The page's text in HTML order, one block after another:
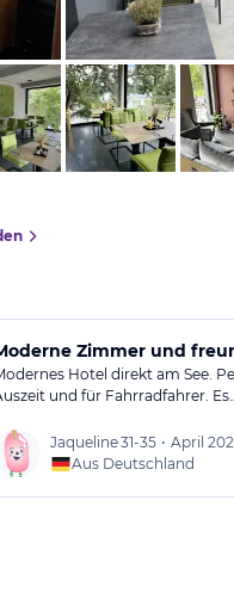
von Expedia
Zimmer und
Hotel direkt am See.
und für Fahrradfahrer.
Jaqueline31-35 • April
Aus Deutschland